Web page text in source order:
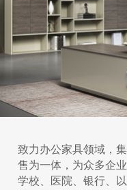
致力办公家具领域，
售为一体，为众多企
学校、医院、银行、